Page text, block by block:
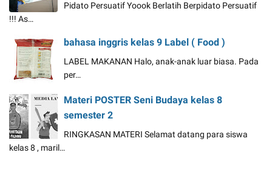
Pidato Persuatif Yoook Berlatih Berpidato Persuatif
!!! As…
bahasa inggris kelas 9 Label ( Food )
LABEL MAKANAN Halo, anak-anak luar biasa. Pada
per…
Materi POSTER Seni Budaya kelas 8
semester 2
RINGKASAN MATERI Selamat datang para siswa
kelas 8 , maril…